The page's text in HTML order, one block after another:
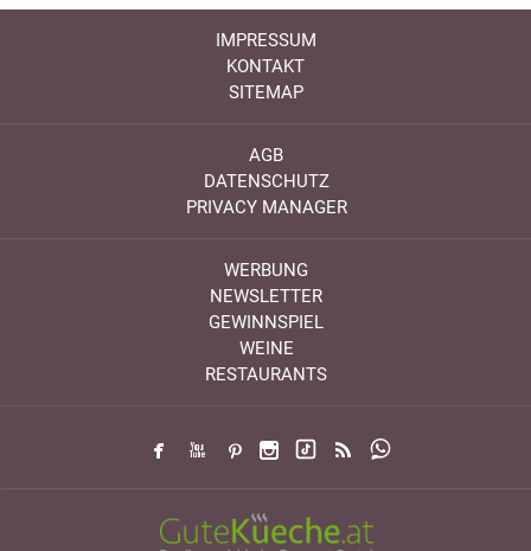
IMPRESSUM
KONTAKT
SITEMAP
AGB
DATENSCHUTZ
PRIVACY MANAGER
WERBUNG
NEWSLETTER
GEWINNSPIEL
WEINE
RESTAURANTS